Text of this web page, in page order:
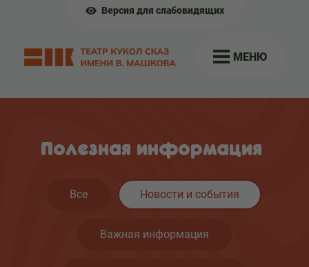
Версия для слабовидящих
МЕНЮ
Полезная информация
Все Новости и события
Важная информация